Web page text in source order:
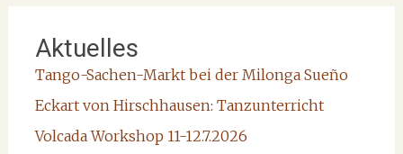
Aktuelles
Tango-Sachen-Markt bei der Milonga Sueño
Eckart von Hirschhausen: Tanzunterricht
Volcada Workshop 11-12.7.2026